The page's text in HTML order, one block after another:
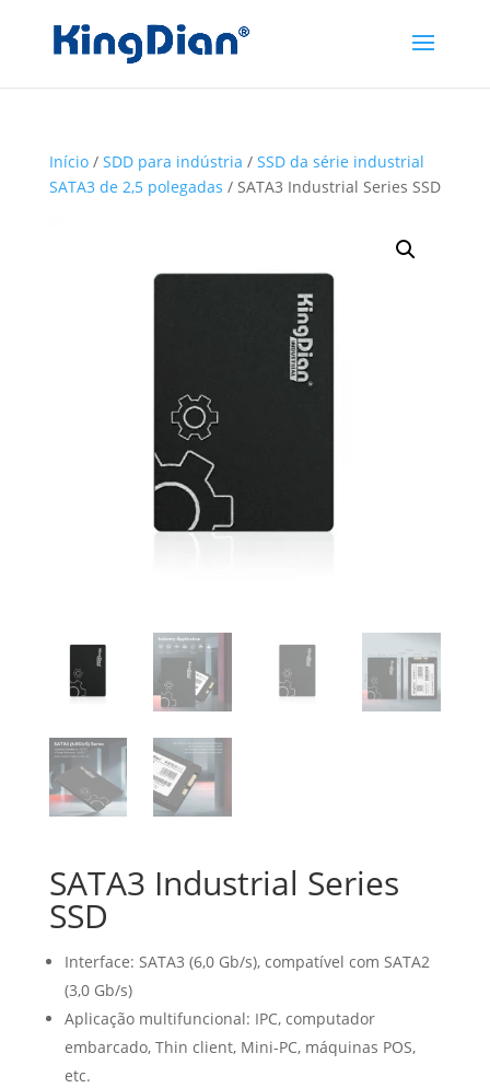
Início/ SDD para indústria / SSD da série industrial
SATA3 de 2,5 polegadas / SATA3 Industrial Series SSD
SATA3 Industrial Series
SSD
Interface: SATA3 (6,0 Gb/s), compatível com SATA2
(3,0 Gb/s)
Aplicação multifuncional: IPC, computador
embarcado, Thin client, Mini-PC, máquinas POS,
etc.